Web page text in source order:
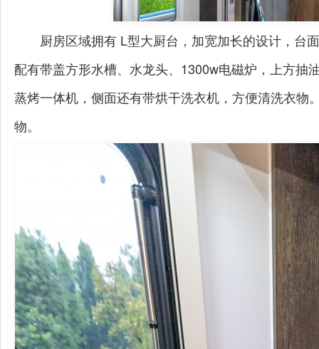
厨房区域拥有 L型大厨台 ， 加宽加长的设计， 台
配有带盖方形水槽、水龙头、 1300w电磁炉，上方抽
蒸烤一体机，侧面还有带烘干洗衣机，方便清洗衣物
物。